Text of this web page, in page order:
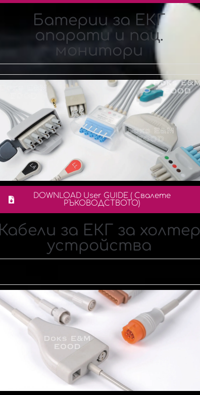
Батерии за ЕКГ
апарати и пац.
монитори
DOWNLOAD User GUIDE ( Свалете
РЪКОВОДСТВОТО)
Кабели за ЕКГ за холтер
устройства